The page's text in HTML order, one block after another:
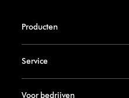
Producten
Service
Voor bedrijven